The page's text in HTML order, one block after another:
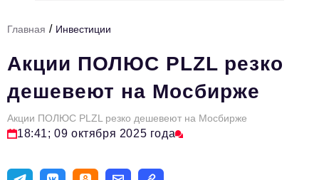
HR
Персона номера
Юридический практикум
Туризм
Главная / Инвестиции
Акции ПОЛЮС PLZL резко
дешевеют на Мосбирже
Акции ПОЛЮС PLZL резко дешевеют на Мосбирже
18:41; 09 октября 2025 года